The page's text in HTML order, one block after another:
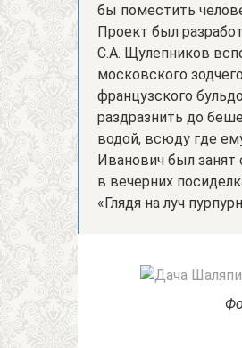
бы поместить
Проект был
С.А. Щулепников
московского
французского
раздразнить до
водой, всюду где
Иванович был
в вечерних
«Глядя на луч